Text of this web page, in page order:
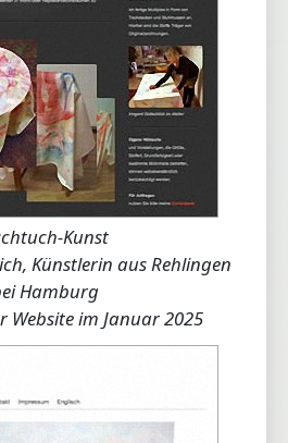
Kunst
Künstlerin aus Rehlingen
Hamburg
Website im Januar 2025